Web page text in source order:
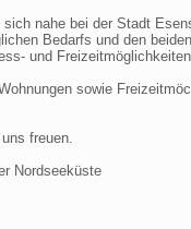
sich nahe bei der Stadt
Bedarfs und den
und
sowie
freuen.
Nordseeküste